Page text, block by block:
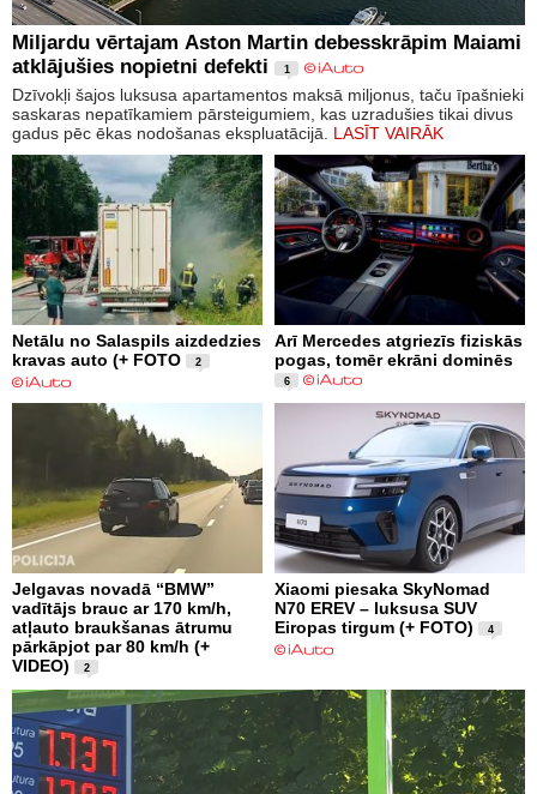
Miljardu vērtajam Aston Martin debesskrāpim Maiami
atklājušies nopietni defekti
1
Dzīvokļi šajos luksusa apartamentos maksā miljonus, taču īpašnieki
saskaras nepatīkamiem pārsteigumiem, kas uzradušies tikai divus
gadus pēc ēkas nodošanas ekspluatācijā. LASĪT VAIRĀK
Netālu no Salaspils aizdedzies
kravas auto (+ FOTO
2
Arī Mercedes atgriezīs fiziskās
pogas, tomēr ekrāni dominēs
6
Jelgavas novadā “BMW”
vadītājs brauc ar 170 km/h,
atļauto braukšanas ātrumu
pārkāpjot par 80 km/h (+
VIDEO)
2
Xiaomi piesaka SkyNomad
N70 EREV – luksusa SUV
Eiropas tirgum (+ FOTO)
4